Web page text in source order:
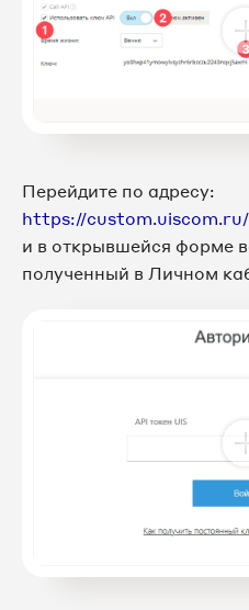
Перейдите по адресу:
https://
и в открывшейся форме
полученный в Личном